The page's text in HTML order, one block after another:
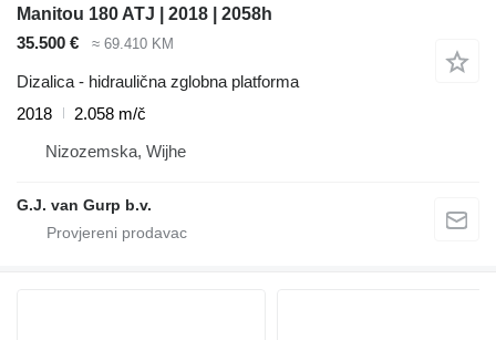
Manitou 180 ATJ | 2018 | 2058h
35.500 €
≈ 69.410 KM
Dizalica - hidraulična zglobna platforma
2018
2.058 m/č
Nizozemska, Wijhe
G.J. van Gurp b.v.